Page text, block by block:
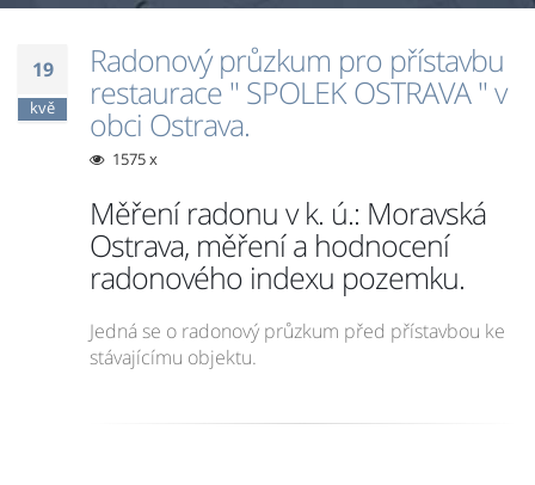
19
kvě
Radonový průzkum pro přístavbu
restaurace " SPOLEK OSTRAVA " v
obci Ostrava.
1575 x
Měření radonu v k. ú.: Moravská
Ostrava, měření a hodnocení
radonového indexu pozemku.
Jedná se o radonový průzkum před přístavbou ke
stávajícímu objektu.